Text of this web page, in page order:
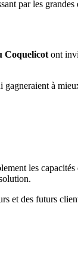
par les grandes
Coquelicotont
à
les
et des futurs